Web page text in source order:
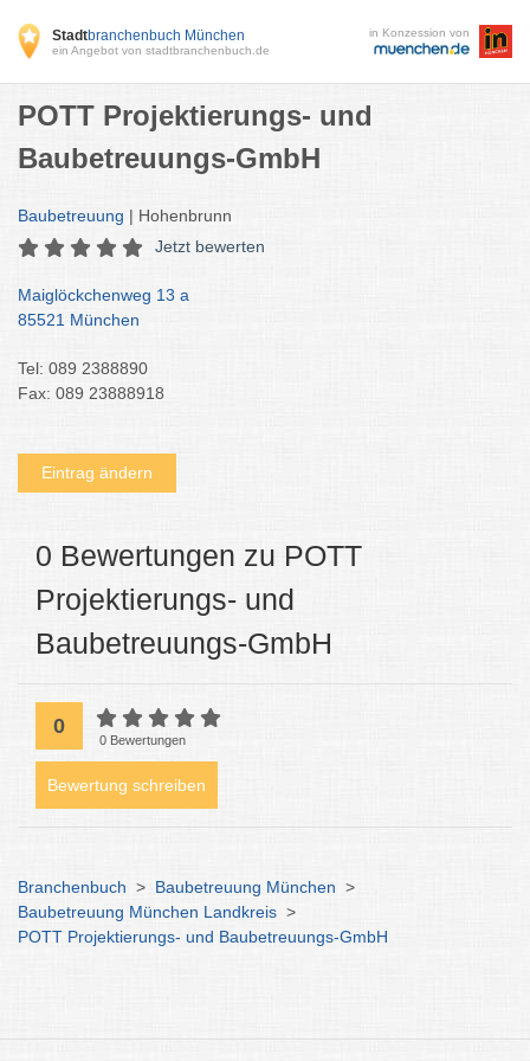
Stadtbranchenbuch München
ein Angebot von stadtbranchenbuch.de
in Konzession von
POTT Projektierungs- und
Baubetreuungs-GmbH
Baubetreuung | Hohenbrunn
Jetzt bewerten
Maiglöckchenweg 13 a
85521 München
Tel: 089 2388890
Fax: 089 23888918
Eintrag ändern
0 Bewertungen zu POTT
Projektierungs- und
Baubetreuungs-GmbH
0
0 Bewertungen
Bewertung schreiben
Branchenbuch > Baubetreuung München >
Baubetreuung München Landkreis >
POTT Projektierungs- und Baubetreuungs-GmbH